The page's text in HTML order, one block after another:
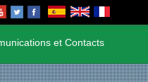
et Contacts